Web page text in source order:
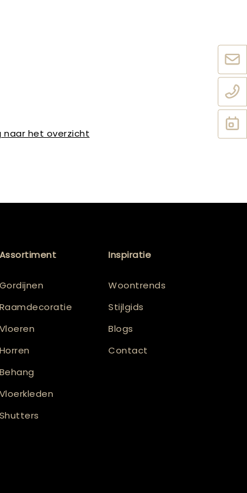
naar het overzicht
Assortiment
Gordijnen
Raamdecoratie
Vloeren
Horren
Behang
Vloerkleden
Shutters
Inspiratie
Woontrends
Stijlgids
Blogs
Contact